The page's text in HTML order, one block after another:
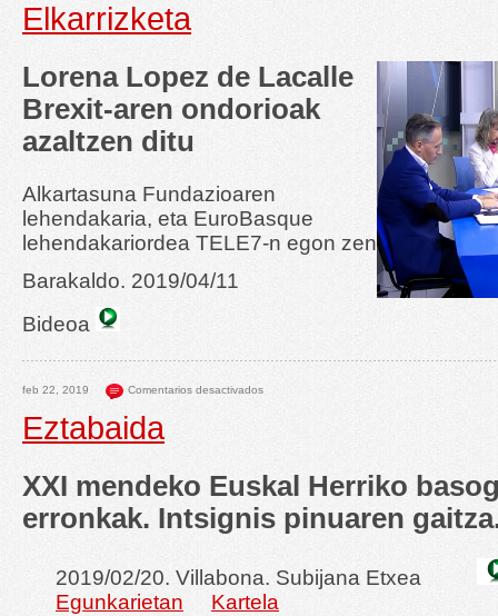
Elkarrizketa
Lorena Lopez de Lacalle
Brexit-aren ondorioak
azaltzen ditu
Alkartasuna Fundazioaren
lehendakaria, eta EuroBasque
lehendakariordea TELE7-n egon zen
Barakaldo. 2019/04/11
Bideoa
feb 22, 2019 Comentarios desactivados
Eztabaida
XXI mendeko Euskal Herriko
erronkak. Intsignis pinuaren
2019/02/20. Villabona. Subijana Etxea
Egunkarietan
Kartela